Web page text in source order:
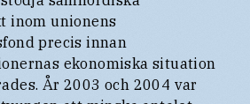
inom unionens
precis innan
ekonomiska situation
År 2003 och 2004 var